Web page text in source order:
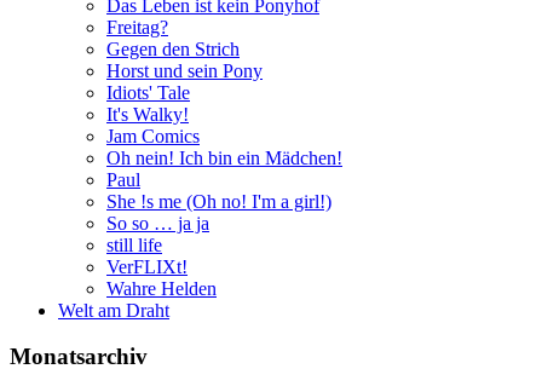
Das Leben ist kein Ponyhof
Freitag?
Gegen den Strich
Horst und sein Pony
Idiots' Tale
It's Walky!
Jam Comics
Oh nein! Ich bin ein Mädchen!
Paul
She !s me (Oh no! I'm a girl!)
So so … ja ja
still life
VerFLIXt!
Wahre Helden
Welt am Draht
Monatsarchiv